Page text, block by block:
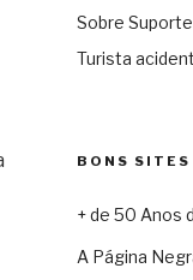
Sobre
Turista
BONS SITES
+ de 50 Anos
A Página